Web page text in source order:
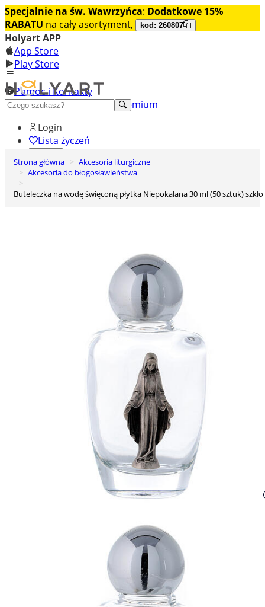
Specjalnie na św. Wawrzyńca: Dodatkowe 15%
RABATU na cały asortyment, kod: 260807
Holyart APP
App Store
Play Store
Pomoc i Kontakty
+48 222 922 860
Odkryj premium
Login
Lista życzeń
0
Koszyk
Strona główna
Akcesoria liturgiczne
Akcesoria do błogosławieństwa
Buteleczka na wodę święconą płytka Niepokalana 30 ml (50 sztuk) szkło